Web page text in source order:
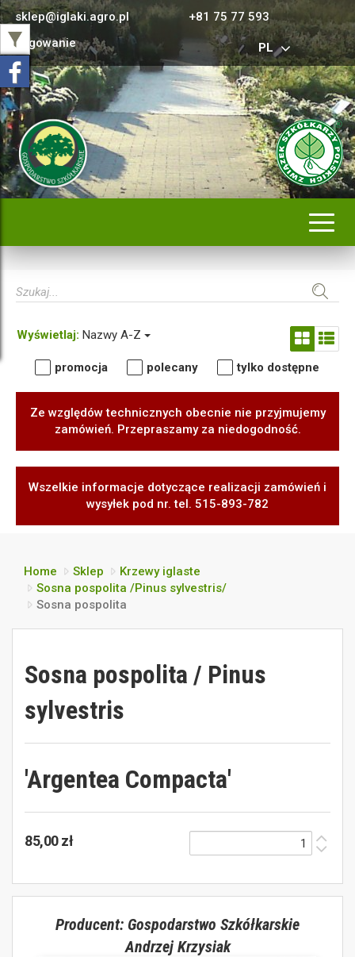
sklep@iglaki.agro.pl
+81 75 77 593
Logowanie
PL
Wyświetlaj: Nazwy A-Z
promocja polecany tylko dostępne
Ze względów technicznych obecnie nie przyjmujemy
zamówień. Przepraszamy za niedogodność.
Wszelkie informacje dotyczące realizacji zamówień i
wysyłek pod nr. tel. 515-893-782
Home Sklep
Krzewy iglaste
Sosna pospolita /Pinus sylvestris/
Sosna pospolita
Sosna pospolita / Pinus
sylvestris
'Argentea Compacta'
85,00 zł
Producent: Gospodarstwo Szkółkarskie
Andrzej Krzysiak